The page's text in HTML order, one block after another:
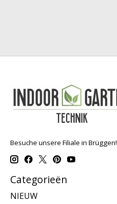
Besuche unsere Filiale in Brüggen!
Categorieën
NIEUW